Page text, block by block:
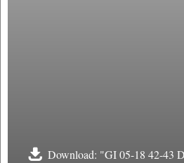
Download: "GI 05-18 42-43